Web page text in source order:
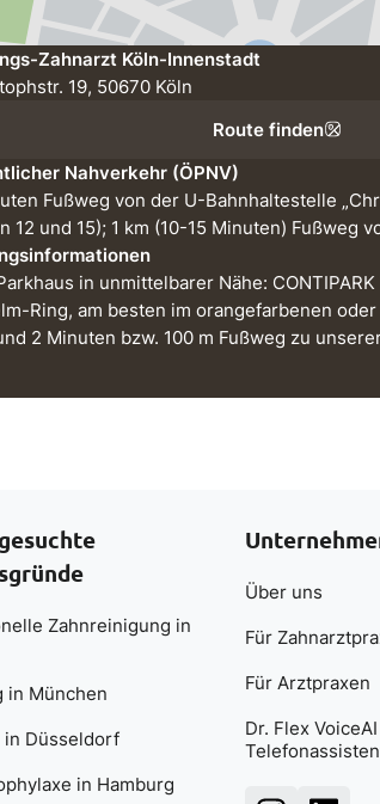
Zahnarzt Köln-Innenstadt
19, 50670 Köln
Route finden
Nahverkehr (ÖPNV)
Fußweg von der U-Bahnhaltestelle
12 und 15); 1 km (10-15 Minuten) Fußweg
in unmittelbarer Nähe:
Ring, am besten im orangefarbenen
2 Minuten bzw. 100 m Fußweg zu
Zahnreinigung in
in München
in Düsseldorf
in Hamburg
Über uns
Für
Für Arztpraxen
Dr. Flex